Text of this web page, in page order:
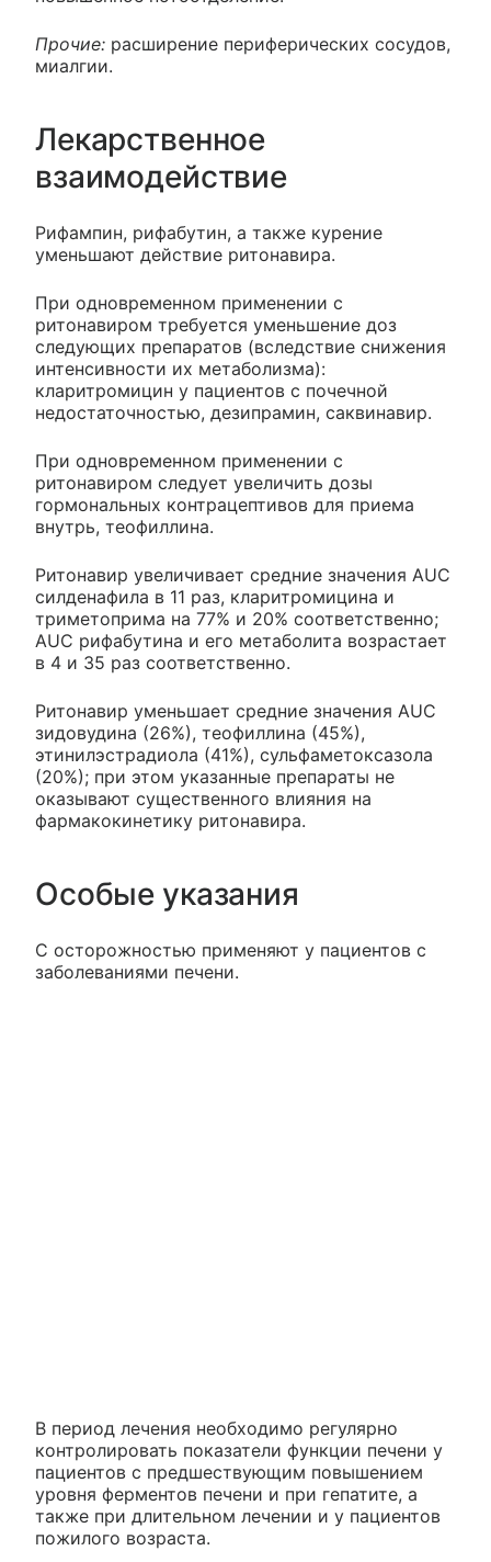
Прочие: расширение периферических сосудов,
миалгии.
Лекарственное
взаимодействие
Рифампин, рифабутин, а также курение
уменьшают действие ритонавира.
При одновременном применении с
ритонавиром требуется уменьшение доз
следующих препаратов (вследствие снижения
интенсивности их метаболизма):
кларитромицин у пациентов с почечной
недостаточностью, дезипрамин, саквинавир.
При одновременном применении с
ритонавиром следует увеличить дозы
гормональных контрацептивов для приема
внутрь, теофиллина.
Ритонавир увеличивает средние значения AUC
силденафила в 11 раз, кларитромицина и
триметоприма на 77% и 20% соответственно;
AUC рифабутина и его метаболита возрастает
в 4 и 35 раз соответственно.
Ритонавир уменьшает средние значения AUC
зидовудина (26%), теофиллина (45%),
этинилэстрадиола (41%), сульфаметоксазола
(20%); при этом указанные препараты не
оказывают существенного влияния на
фармакокинетику ритонавира.
Особые указания
С осторожностью применяют у пациентов с
заболеваниями печени.
В период лечения необходимо регулярно
контролировать показатели функции печени у
пациентов с предшествующим повышением
уровня ферментов печени и при гепатите, а
также при длительном лечении и у пациентов
пожилого возраста.